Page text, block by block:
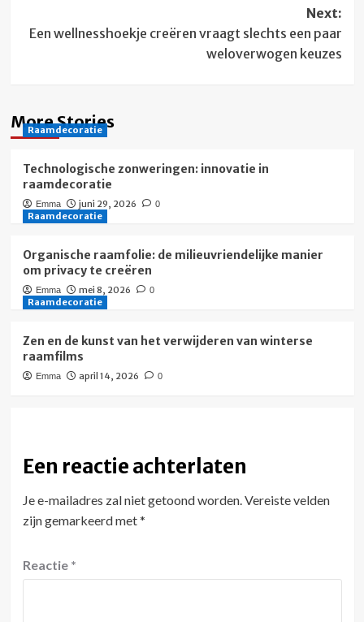
Next:
Een wellnesshoekje creëren vraagt slechts een paar
weloverwogen keuzes
More Stories
Raamdecoratie
Technologische zonweringen: innovatie in
raamdecoratie
Emma juni 29, 2026 0
Raamdecoratie
Organische raamfolie: de milieuvriendelijke manier
om privacy te creëren
Emma mei 8, 2026 0
Raamdecoratie
Zen en de kunst van het verwijderen van winterse
raamfilms
Emma april 14, 2026 0
Een reactie achterlaten
Je e-mailadres zal niet getoond worden.Vereiste velden
zijn gemarkeerd met*
Reactie *